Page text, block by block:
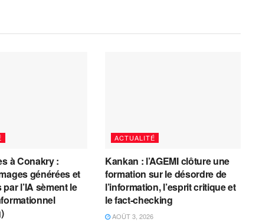
à Conakry :
générées et
l’IA sèment le
ACTUALITÉ
Kankan : l’AGEMI clôture une
formation sur le désordre de
l’information, l’esprit critique et
le fact-checking
AOÛT 3, 2026